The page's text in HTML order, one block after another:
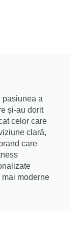
pasiunea a
și-au dorit
celor care
clară,
care
mai moderne